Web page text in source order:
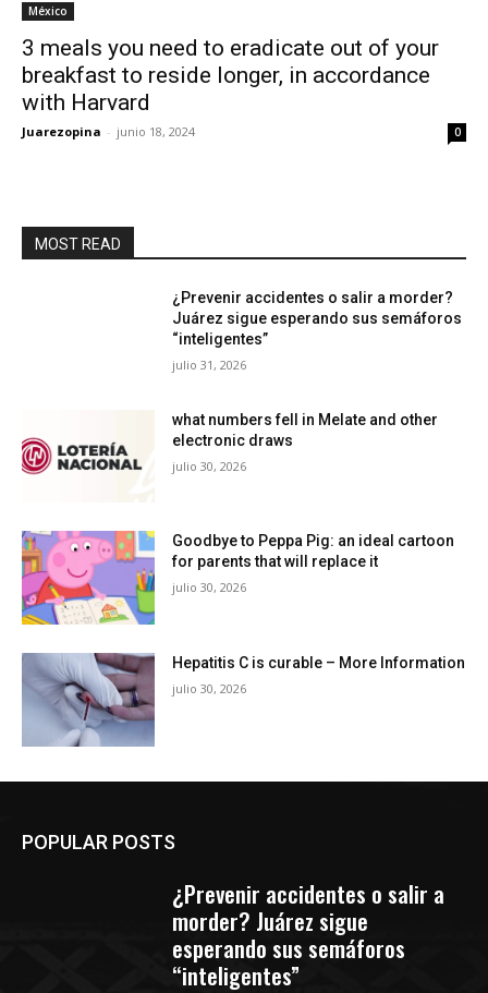
México
3 meals you need to eradicate out of your
breakfast to reside longer, in accordance
with Harvard
Juarezopina - junio 18, 2024 0
MOST READ
¿Prevenir accidentes o salir a morder?
Juárez sigue esperando sus semáforos
“inteligentes”
julio 31, 2026
what numbers fell in Melate and other
electronic draws
julio 30, 2026
Goodbye to Peppa Pig: an ideal cartoon
for parents that will replace it
julio 30, 2026
Hepatitis C is curable – More Information
julio 30, 2026
POPULAR POSTS
¿Prevenir accidentes o salir a
morder? Juárez sigue
esperando sus semáforos
“inteligentes”